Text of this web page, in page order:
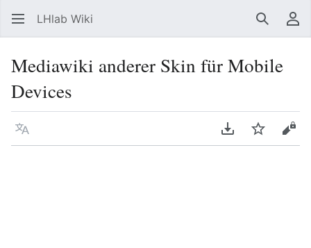
LHlab Wiki Suchen
Mediawiki anderer Skin für Mobile
Devices
Sprache PDF